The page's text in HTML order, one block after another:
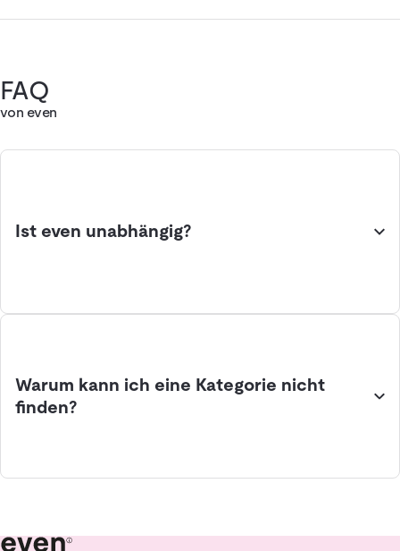
FAQ
von even
Ist even unabhängig?
Warum kann ich eine Kategorie nicht
finden?